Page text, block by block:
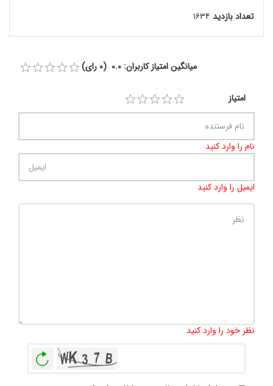
تعداد بازدید ۱۶۳۴
میانگین امتیاز کاربران: 0.0 (0 رای)
امتیاز
نام را وارد کنید
ایمیل را وارد کنید
نظر خود را وارد کنید